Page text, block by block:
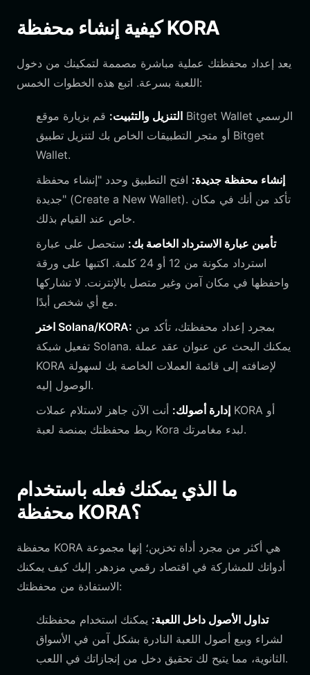
كيفية إنشاء محفظة KORA
يعد إعداد محفظتك عملية مباشرة مصممة لتمكينك من دخول
اللعبة بسرعة. اتبع هذه الخطوات الخمس:
التنزيل والتثبيت: قم بزيارة موقع Bitget Wallet الرسمي
أو متجر التطبيقات الخاص بك لتنزيل تطبيق Bitget
Wallet.
إنشاء محفظة جديدة: افتح التطبيق وحدد "إنشاء محفظة
جديدة" (Create a New Wallet). تأكد من أنك في مكان
خاص عند القيام بذلك.
تأمين عبارة الاسترداد الخاصة بك: ستحصل على عبارة
استرداد مكونة من 12 أو 24 كلمة. اكتبها على ورقة
واحفظها في مكان آمن وغير متصل بالإنترنت. لا تشاركها
مع أي شخص أبدًا.
اختر Solana/KORA:
تفعيل شبكة Solana. يمكنك البحث عن عنوان عقد عملة
KORA لإضافته إلى قائمة العملات الخاصة بك لسهولة
الوصول إليه.
إدارة أصولك: أنت الآن جاهز لاستلام عملات KORA أو
ربط محفظتك بمنصة لعبة Kora لبدء مغامرتك.
ما الذي يمكنك فعله باستخدام
محفظة KORA؟
محفظة KORA هي أكثر من مجرد أداة تخزين؛ إنها مجموعة
أدواتك للمشاركة في اقتصاد رقمي مزدهر. إليك كيف يمكنك
الاستفادة من محفظتك:
تداول الأصول داخل اللعبة: يمكنك استخدام محفظتك
لشراء وبيع أصول اللعبة النادرة بشكل آمن في الأسواق
الثانوية، مما يتيح لك تحقيق دخل من إنجازاتك في اللعب.